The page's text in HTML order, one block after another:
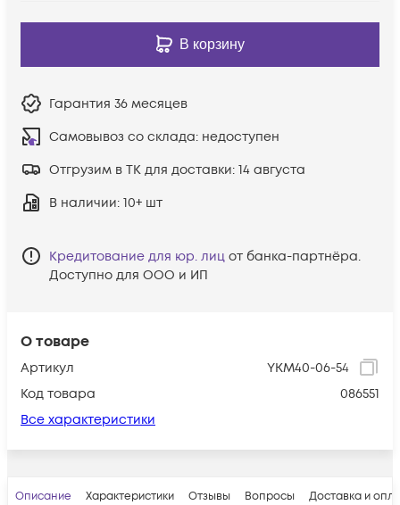
О товаре
Артикул
YKM40-06-54
Код товара
086551
Все характеристики
В корзину
Гарантия 36 месяцев
Самовывоз со склада: недоступен
Отгрузим в ТК для доставки: 14 августа
В наличии: 10+ шт
Кредитование для юр. лиц от банка-партнёра.
Доступно для ООО и ИП
Описание Характеристики Отзывы Вопросы Доставка и